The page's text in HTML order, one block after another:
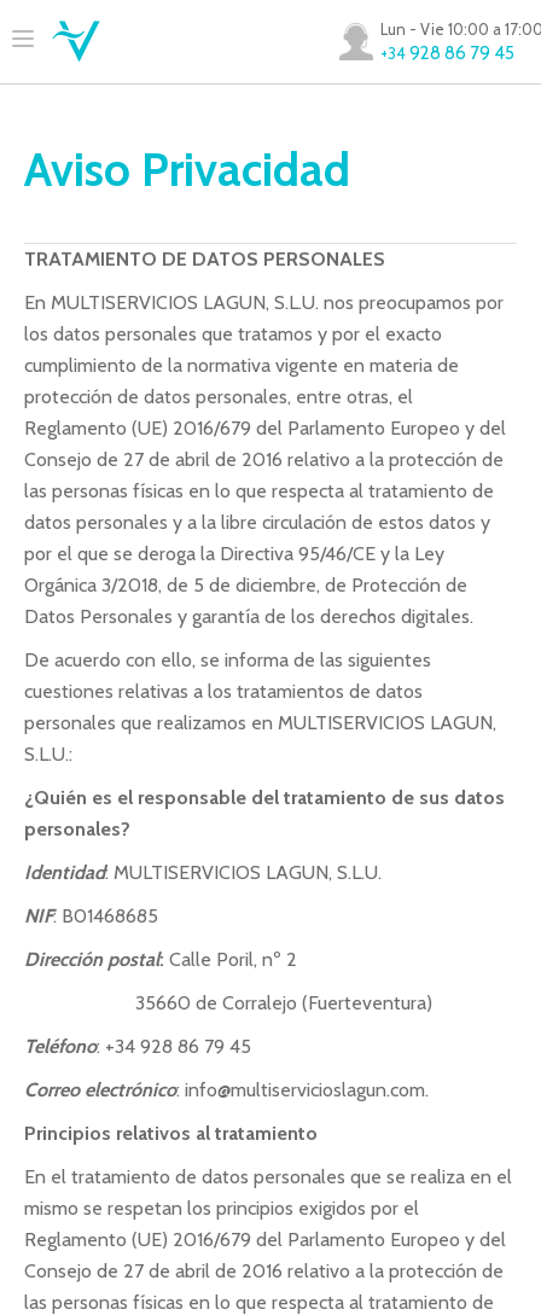
Lun - Vie 10:00 a
+34 928 86 79 45
Aviso Privacidad
TRATAMIENTO DE DATOS PERSONALES
En MULTISERVICIOS LAGUN, S.L.U. nos preocupamos por
los datos personales que tratamos y por el exacto
cumplimiento de la normativa vigente en materia de
protección de datos personales, entre otras, el
Reglamento (UE) 2016/679 del Parlamento Europeo y del
Consejo de 27 de abril de 2016 relativo a la protección de
las personas físicas en lo que respecta al tratamiento de
datos personales y a la libre circulación de estos datos y
por el que se deroga la Directiva 95/46/CE y la Ley
Orgánica 3/2018, de 5 de diciembre, de Protección de
Datos Personales y garantía de los derechos digitales.
De acuerdo con ello, se informa de las siguientes
cuestiones relativas a los tratamientos de datos
personales que realizamos en MULTISERVICIOS LAGUN,
S.L.U.:
¿Quién es el responsable del tratamiento de sus datos
personales?
Identidad: MULTISERVICIOS LAGUN, S.L.U.
NIF: B01468685
Dirección postal: Calle Poril, nº 2
35660 de Corralejo (Fuerteventura)
Teléfono: +34 928 86 79 45
Correo electrónico: info@multiservicioslagun.com.
Principios relativos al tratamiento
En el tratamiento de datos personales que se realiza en el
mismo se respetan los principios exigidos por el
Reglamento (UE) 2016/679 del Parlamento Europeo y del
Consejo de 27 de abril de 2016 relativo a la protección de
las personas físicas en lo que respecta al tratamiento de